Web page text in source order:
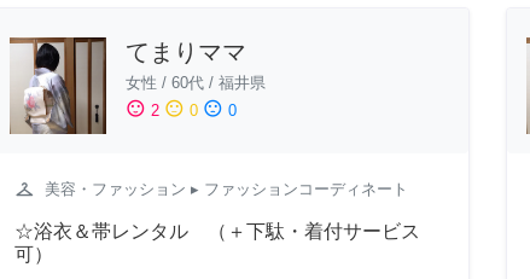
てまりママ
女性 / 60代 / 福井県
sentiment_satisfied 2 sentiment_neutral 0 sentiment_dissatisfied 0
checkroom 美容・ファッション ▸ ファッションコーディネート
☆浴衣＆帯レンタル （＋下駄・着付サービス
可）